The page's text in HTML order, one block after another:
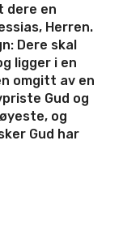
dere en
Herren.
Dere skal
ligger i en
omgitt av en
Gud og
og
Gud har